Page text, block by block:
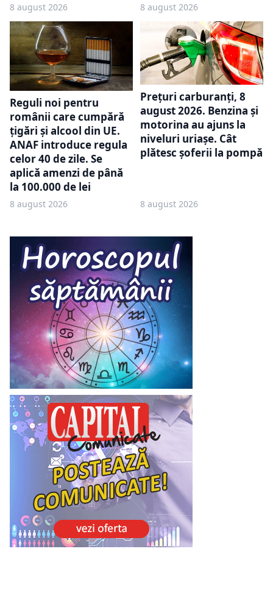
8 august 2026 8 august 2026
Reguli noi pentru
românii care cumpără
țigări și alcool din UE.
ANAF introduce regula
celor 40 de zile. Se
aplică amenzi de până
la 100.000 de lei
8 august 2026
Prețuri carburanți, 8
august 2026. Benzina și
motorina au ajuns la
niveluri uriașe. Cât
plătesc șoferii la pompă
8 august 2026